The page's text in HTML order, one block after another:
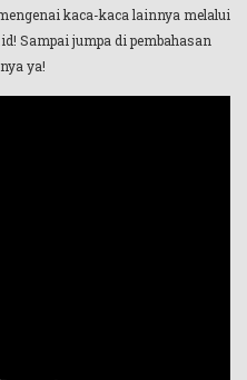
kaca-kaca lainnya melalui
Sampai jumpa di pembahasan
ya!